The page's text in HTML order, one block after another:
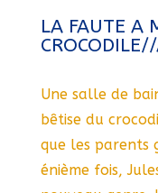
LA FAUTE A
Une salle de
bêtise du
que les
énième fois,